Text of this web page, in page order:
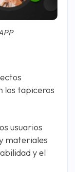
los tapiceros
usuarios
materiales
y el